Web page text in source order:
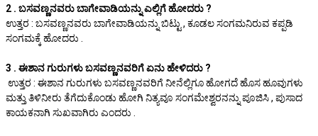
2 . ಬಸವಣ್ಣನವರು ಬಾಗೇವಾಡಿಯನ್ನು ಎಲ್ಲಿಗೆ ಹೋದರು ?
ಉತ್ತರ : ಬಸವಣ್ಣನವರು ಬಾಗೇವಾಡಿಯನ್ನು ಬಿಟ್ಟು , ಕೂಡಲ ಸಂಗಮನಿರುವ ಕಪ್ಪಡಿ
ಸಂಗಮಕ್ಕೆ ಹೋದರು .
3 . ಈಶಾನ ಗುರುಗಳು ಬಸವಣ್ಣನವರಿಗೆ ಏನು ಹೇಳಿದರು ?
ಉತ್ತರ : ಈಶಾನ ಗುರುಗಳು ಬಸವಣ್ಣನವರಿಗೆ ನೀನೆಲ್ಲಿಗೂ ಹೋಗದೆ ಹೊಸ ಹೂವುಗಳು
ಮತ್ತು ತಿಳಿನೀರು ತೆಗೆದುಕೊಂಡು ಹೋಗಿ ನಿತ್ಯವೂ ಸಂಗಮೇಶ್ವರನನ್ನು ಪೂಜಿಸಿ , ಪುಸಾದ
ಕಾಯಕನಾಗಿ ಸುಖವಾಗಿರು ಎಂದರು .